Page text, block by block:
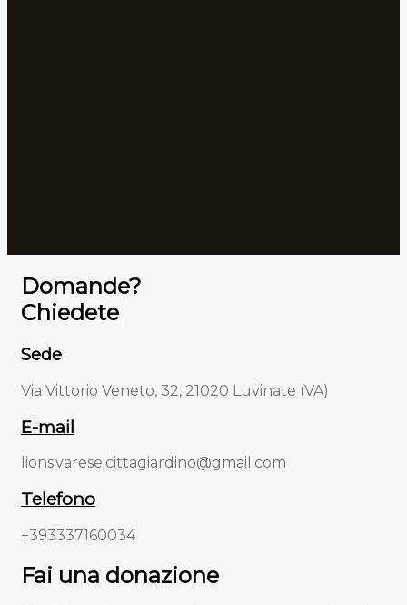
Domande?
Chiedete
Sede
Via Vittorio Veneto, 32, 21020 Luvinate (VA)
E-mail
lions.varese.cittagiardino@gmail.com
Telefono
+393337160034
Fai una donazione